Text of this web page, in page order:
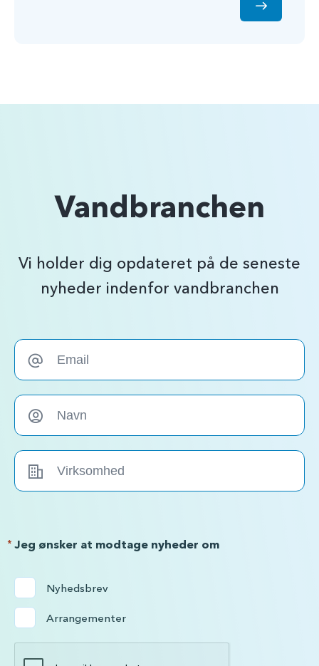
Vandbranchen
Vi holder dig opdateret på de seneste
nyheder indenfor vandbranchen
Jeg ønsker at modtage nyheder om
*
Nyhedsbrev
Arrangementer